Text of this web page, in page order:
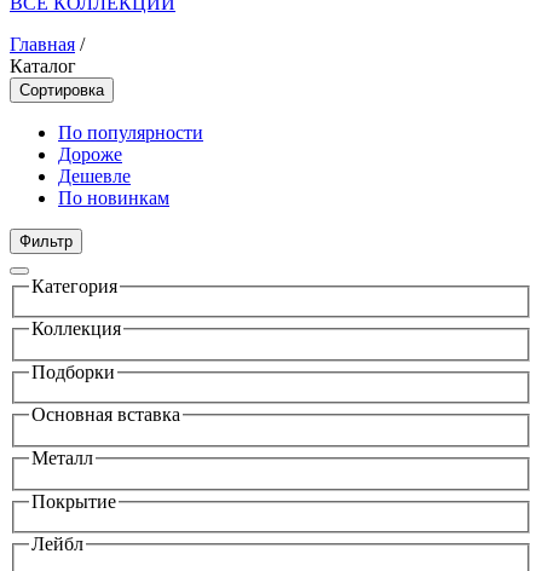
Главная /
Каталог
Сортировка
По популярности
Дороже
Дешевле
По новинкам
Фильтр
Категория
Коллекция
Подборки
Основная вставка
Металл
Покрытие
Лейбл